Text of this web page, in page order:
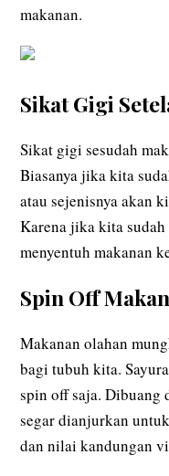
makanan.
Sikat Gigi
Sikat gigi sesudah
Biasanya jika kita
atau sejenisnya akan
Karena jika kita
menyentuh makanan
Spin Off
Makanan olahan
bagi tubuh kita.
spin off saja. Dibuang
segar dianjurkan
dan nilai kandungan